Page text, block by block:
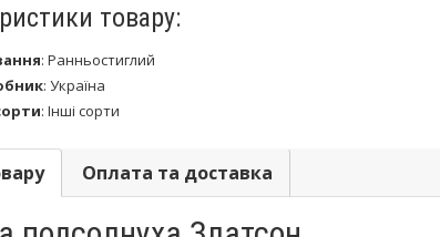
товару:
: Ранньостиглий
: Україна
: Інші сорти
Оплата та доставка